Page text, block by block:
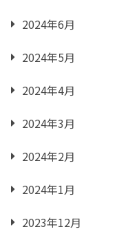
2024年6月
2024年5月
2024年4月
2024年3月
2024年2月
2024年1月
2023年12月